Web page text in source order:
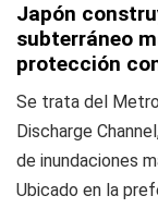
Japón
subterráneo
protección
Se trata del
Discharge
de inundaciones
Ubicado en la